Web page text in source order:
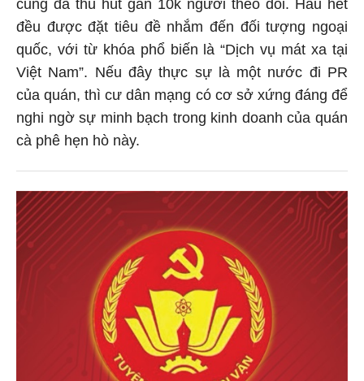
đều được đặt tiêu đề nhắm đến đối tượng ngoại
quốc, với từ khóa phổ biến là “Dịch vụ mát xa tại
Việt Nam”. Nếu đây thực sự là một nước đi PR
của quán, thì cư dân mạng có cơ sở xứng đáng để
nghi ngờ sự minh bạch trong kinh doanh của quán
cà phê hẹn hò này.